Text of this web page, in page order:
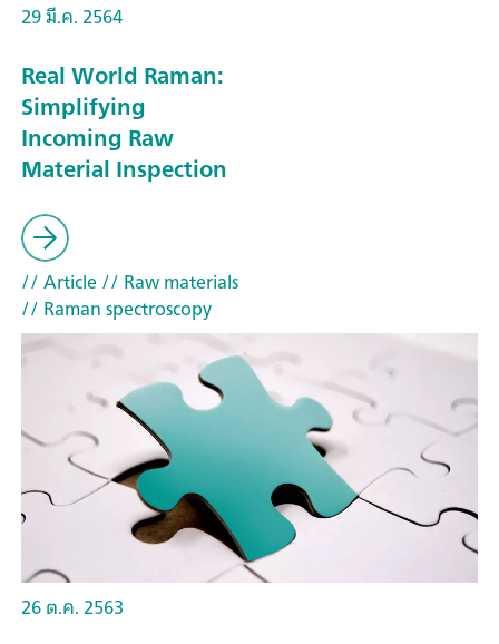
29 มี.ค. 2564
Real World Raman:
Simplifying
Incoming Raw
Material Inspection
// Article// Raw materials
// Raman spectroscopy
26 ต.ค. 2563